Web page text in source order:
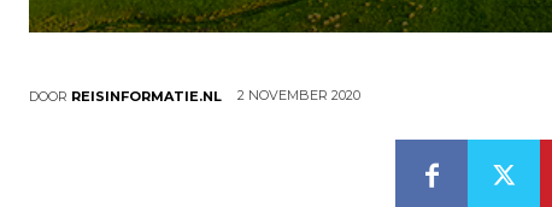
DOOR REISINFORMATIE.NL 2 NOVEMBER 2020